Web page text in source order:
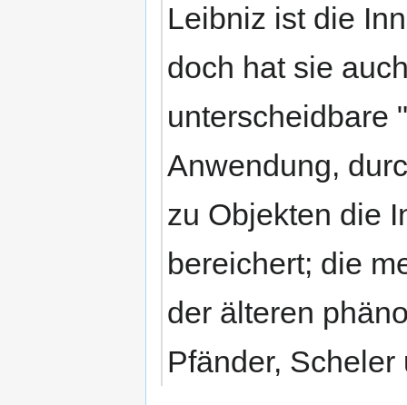
Leibniz ist die
doch hat sie
unterscheidbare
Anwendung,
zu Objekten die
bereichert; die
der älteren
Pfänder,